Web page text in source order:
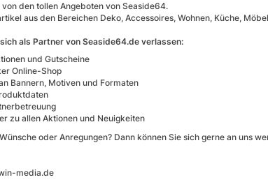
den tollen Angeboten von Seaside64.
aus den Bereichen Deko, Accessoires, Wohnen, Küche,
als Partner von Seaside64.de verlassen:
und Gutscheine
Online-Shop
Bannern, Motiven und Formaten
zu allen Aktionen und Neuigkeiten
oder Anregungen? Dann können Sie sich gerne an uns
media.de